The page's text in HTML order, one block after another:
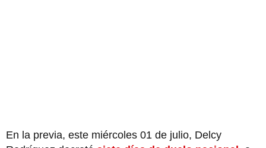
En la previa, este miércoles 01 de julio, Delcy